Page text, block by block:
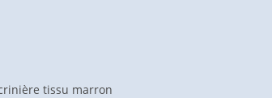
tissu marron